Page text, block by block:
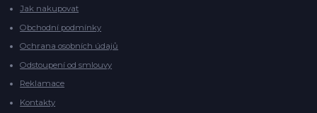
Jak nakupovat
Obchodní podmínky
Ochrana osobních údajů
Odstoupení od smlouvy
Reklamace
Kontakty